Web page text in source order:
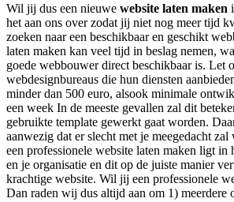
Wil jij dus een nieuwe website laten maken
het aan ons over zodat jij niet nog meer tijd
zoeken naar een beschikbaar en geschikt
laten maken kan veel tijd in beslag nemen,
goede webbouwer direct beschikbaar is. Let
webdesignbureaus die hun diensten
minder dan 500 euro, alsook minimale
een week In de meeste gevallen zal dit
gebruikte template gewerkt gaat worden.
aanwezig dat er slecht met je meegedacht
een professionele website laten maken ligt in
en je organisatie en dit op de juiste manier
krachtige website. Wil jij een professionele
Dan raden wij dus altijd aan om 1) meerdere